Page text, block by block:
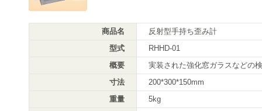
商品名
反射型手持ち歪み計
型式
RHHD-01
概要
実装された強化窓ガラスなどの
寸法
200*300*150mm
重量
5kg